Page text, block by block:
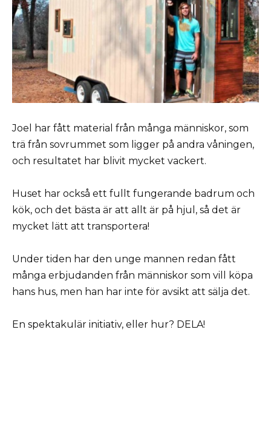
Joel har fått material från många människor, som
trä från sovrummet som ligger på andra våningen,
och resultatet har blivit mycket vackert.
Huset har också ett fullt fungerande badrum och
kök, och det bästa är att allt är på hjul, så det är
mycket lätt att transportera!
Under tiden har den unge mannen redan fått
många erbjudanden från människor som vill köpa
hans hus, men han har inte för avsikt att sälja det.
En spektakulär initiativ, eller hur? DELA!